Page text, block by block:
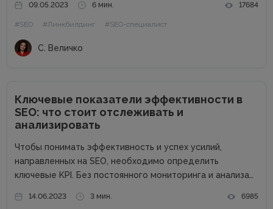
о чем будет идти речь на ее курсе: как правильно...
09.05.2023 6 мин. 17684
#SEO #Линкбилдинг #SEO-специалист
С. Величко
Ключевые показатели эффективности в
SEO: что стоит отслеживать и
анализировать
Чтобы понимать эффективность и успех усилий,
направленных на SEO, необходимо определить
ключевые KPI. Без постоянного мониторинга и анализа
оценить прогресс работы. KPI в SEO, которые
14.06.2023 3 мин. 6985